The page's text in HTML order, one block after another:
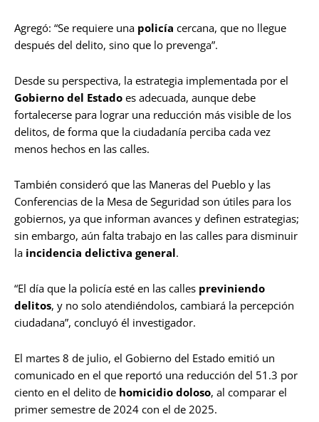
Agregó: “Se requiere una policía cercana, que no llegue
después del delito, sino que lo prevenga”.
Desde su perspectiva, la estrategia implementada por el
Gobierno del Estado es adecuada, aunque debe
fortalecerse para lograr una reducción más visible de los
delitos, de forma que la ciudadanía perciba cada vez
menos hechos en las calles.
También consideró que las Maneras del Pueblo y las
Conferencias de la Mesa de Seguridad son útiles para los
gobiernos, ya que informan avances y definen estrategias;
sin embargo, aún falta trabajo en las calles para disminuir
la incidencia delictiva general.
“El día que la policía esté en las calles previniendo
delitos, y no solo atendiéndolos, cambiará la percepción
ciudadana”, concluyó él investigador.
El martes 8 de julio, el Gobierno del Estado emitió un
comunicado en el que reportó una reducción del 51.3 por
ciento en el delito de homicidio doloso, al comparar el
primer semestre de 2024 con el de 2025.